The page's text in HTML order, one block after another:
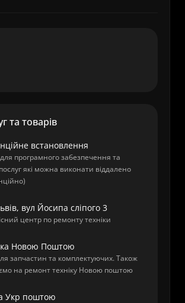
та товарів
встановлення
програмного забезпечення та
які можна виконати віддалено
вул Йосипа сліпого 3
центр по ремонту техніки
Новою Поштою
запчастин та комплектуючих. Також
на ремонт техніку Новою поштою
Укр поштою